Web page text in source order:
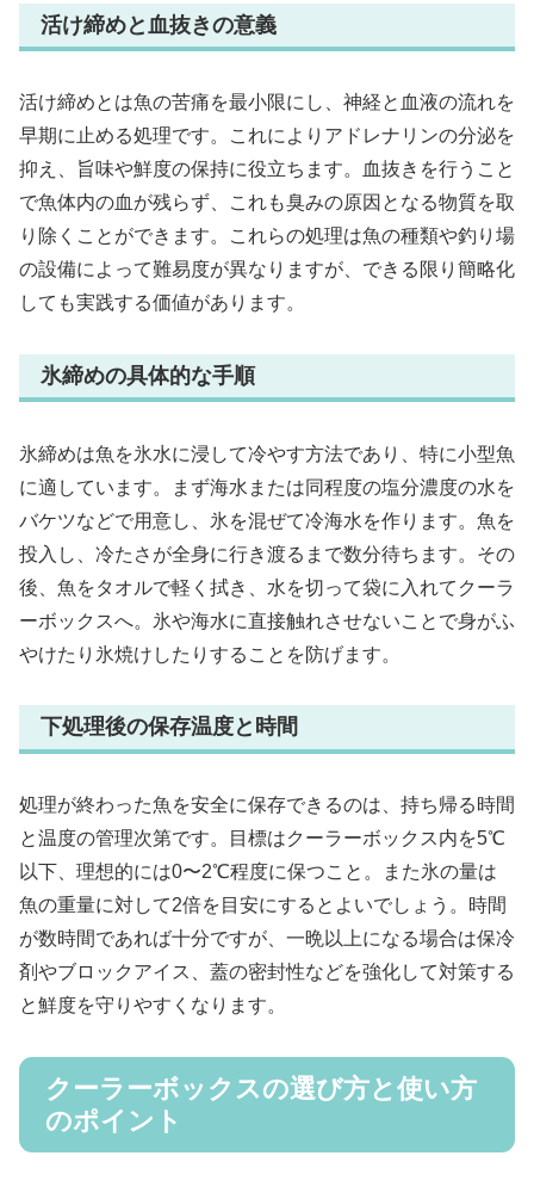
活け締めと血抜きの意義
活け締めとは魚の苦痛を最小限にし、神経と血液の流れを
早期に止める処理です。これによりアドレナリンの分泌を
抑え、旨味や鮮度の保持に役立ちます。血抜きを行うこと
で魚体内の血が残らず、これも臭みの原因となる物質を取
り除くことができます。これらの処理は魚の種類や釣り場
の設備によって難易度が異なりますが、できる限り簡略化
しても実践する価値があります。
氷締めの具体的な手順
氷締めは魚を氷水に浸して冷やす方法であり、特に小型魚
に適しています。まず海水または同程度の塩分濃度の水を
バケツなどで用意し、氷を混ぜて冷海水を作ります。魚を
投入し、冷たさが全身に行き渡るまで数分待ちます。その
後、魚をタオルで軽く拭き、水を切って袋に入れてクーラ
ーボックスへ。氷や海水に直接触れさせないことで身がふ
やけたり氷焼けしたりすることを防げます。
下処理後の保存温度と時間
処理が終わった魚を安全に保存できるのは、持ち帰る時間
と温度の管理次第です。目標はクーラーボックス内を5℃
以下、理想的には0〜2℃程度に保つこと。また氷の量は
魚の重量に対して2倍を目安にするとよいでしょう。時間
が数時間であれば十分ですが、一晩以上になる場合は保冷
剤やブロックアイス、蓋の密封性などを強化して対策する
と鮮度を守りやすくなります。
クーラーボックスの選び方と使い方
のポイント